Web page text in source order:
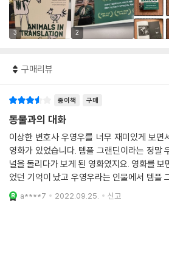
3 2
구매리뷰
종이책 구매
동물과의 대화
이상한 변호사 우영우를 너무 재미있게 보면
영화가 있었습니다. 템플 그랜딘이라는 정말
널을 돌리다가 보게 된 영화였지요. 영화를 보
었던 기억이 났고 우영우라는 인물에서 템플
습을 조금씩 엿보기도 했었습니다. 그러던 중
의 저서가 있다는 걸 보고 말 그대로 질렀습니
a****7 2022.09.25. 신고